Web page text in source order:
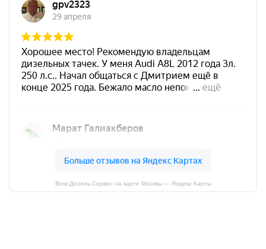
Best-Дизель-Сервис на карте Москвы — Яндекс Карты